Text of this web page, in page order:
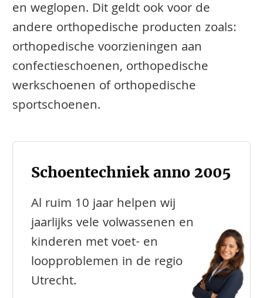
en weglopen. Dit geldt ook voor de
andere orthopedische producten zoals:
orthopedische voorzieningen aan
confectieschoenen, orthopedische
werkschoenen of orthopedische
sportschoenen.
Schoentechniek anno 2005
Al ruim 10 jaar helpen wij
jaarlijks vele volwassenen en
kinderen met voet- en
loopproblemen in de regio
Utrecht.